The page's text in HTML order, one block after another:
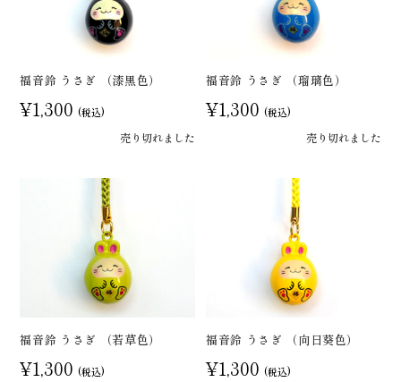
福音鈴 うさぎ （漆黒色）
¥1,300 (税込)
売り切れました
福音鈴 うさぎ （瑠璃色）
¥1,300 (税込)
売り切れました
福音鈴 うさぎ （若草色）
¥1,300 (税込)
福音鈴 うさぎ （向日葵色）
¥1,300 (税込)